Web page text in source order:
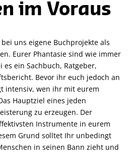
im Voraus
uns eigene Buchprojekte als
Eurer Phantasie sind wie immer
es ein Sachbuch, Ratgeber,
Bevor ihr euch jedoch an
intensiv, wen ihr mit eurem
Hauptziel eines jeden
zu erzeugen. Der
Instrumente in eurem
Grund solltet Ihr unbedingt
in seinen Bann zieht und